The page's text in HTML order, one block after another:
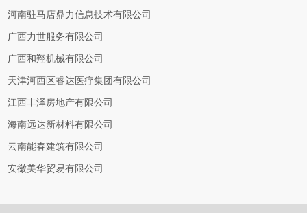
河南驻马店鼎力信息技术有限公司
广西力世服务有限公司
广西和翔机械有限公司
天津河西区睿达医疗集团有限公司
江西丰泽房地产有限公司
海南远达新材料有限公司
云南能春建筑有限公司
安徽美华贸易有限公司